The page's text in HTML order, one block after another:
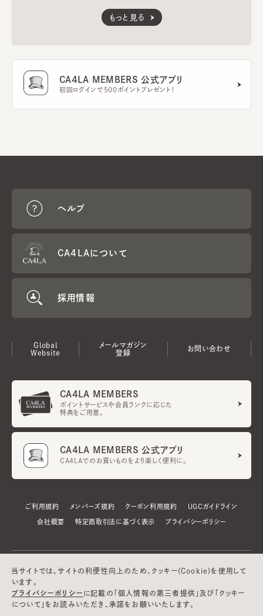
もっと見る
CA4LA MEMBERS 公式アプリ
初回ログインで500ポイントプレゼント！
ヘルプ
CA4LAについて
採用情報
Global
Website
メールマガジン
登録
お問い合わせ
CA4LA MEMBERS
ポイントサービスや会員ランクに応じた
特典をご用意。
CA4LA MEMBERS 公式アプリ
CA4LAでのお買いものをより楽しく便利に。
ご利用規約 メンバーズ規約 クーポン利用規約 UGCガイドライン
会社概要 特定商取引法に基づく表示 プライバシーポリシー
当サイトでは、サイトの利便性向上のため、クッキー(Cookie)を使用して
います。
プライバシーポリシー に記載の「個人情報の第三者提供」及び「クッキー
について」をお読みいただき、承諾をお願いいたします。